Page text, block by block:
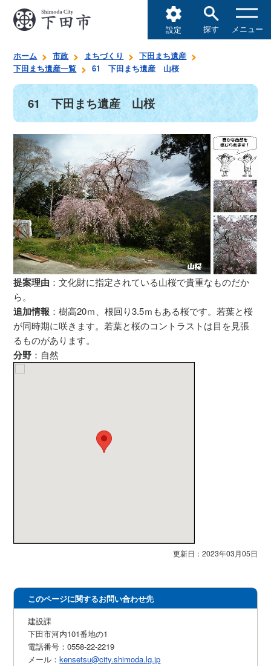
設定 探す メニュー
ホーム 市政 まちづくり
下田まち遺産
下田まち遺産一覧
61 下田まち遺産 山桜
61 下田まち遺産 山桜
提案理由 ：文化財に指定されている山桜で貴重なものだか
ら。
追加情報 ：樹高20ｍ、根回り3.5ｍもある桜です。若葉と桜
が同時期に咲きます。若葉と桜のコントラストは目を見張
るものがあります。
分野 ：自然
更新日：2023年03月05日
このページに関するお問い合わせ先
建設課
下田市河内101番地の1
電話番号：0558-22-2219
メール：kensetsu@city.shimoda.lg.jp